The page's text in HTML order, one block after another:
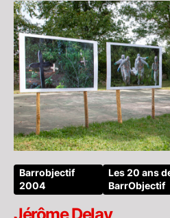
Barrobjectif
2004
Les 20 ans
BarrObjectif